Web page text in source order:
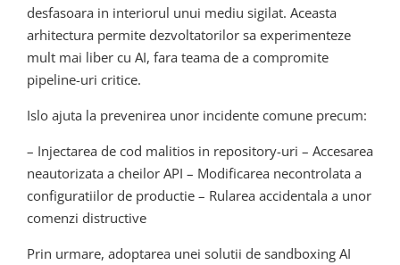
desfasoara in interiorul unui mediu sigilat. Aceasta
arhitectura permite dezvoltatorilor sa experimenteze
mult mai liber cu AI, fara teama de a compromite
pipeline-uri critice.
Islo ajuta la prevenirea unor incidente comune precum:
– Injectarea de cod malitios in repository-uri – Accesarea
neautorizata a cheilor API – Modificarea necontrolata a
configuratiilor de productie – Rularea accidentala a unor
comenzi distructive
Prin urmare, adoptarea unei solutii de sandboxing AI